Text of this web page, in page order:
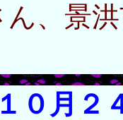
、景
０月２